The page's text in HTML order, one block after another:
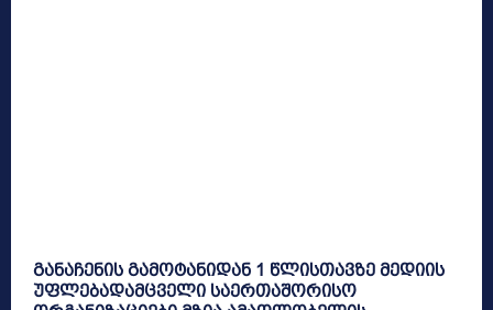
განაჩენის გამოტანიდან 1 წლისთავზე მედიის
უფლებადამცველი საერთაშორისო